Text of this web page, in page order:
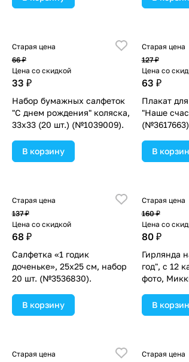
Старая цена
66 ₽
Цена со скидкой
33 ₽
Набор бумажных салфеток
"С днем рождения" коляска,
33х33 (20 шт.) (№1039009).
В корзину
Старая цена
127 ₽
Цена со
63 ₽
Плакат
"Наше
В
Старая цена
137 ₽
Цена со скидкой
68 ₽
Салфетка «1 годик
доченьке», 25х25 см, набор
20 шт. (№3536830).
В корзину
Старая цена
160 ₽
Цена со
80 ₽
Гирлянда
год", с 12
фото,
В
Старая цена
Старая цена